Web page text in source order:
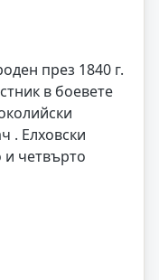
през 1840 г.
в боевете
. Елховски
и четвърто